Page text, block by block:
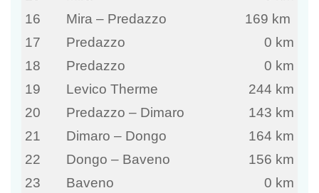
16
Mira – Predazzo
169 km
17
Predazzo
0 km
18
Predazzo
0 km
19
Levico Therme
244 km
20
Predazzo – Dimaro
143 km
21
Dimaro – Dongo
164 km
22
Dongo – Baveno
156 km
23
Baveno
0 km